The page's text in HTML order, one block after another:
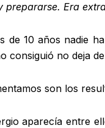
prepararse. Era
10 años nadie
consiguió no deja
son los
aparecía entre